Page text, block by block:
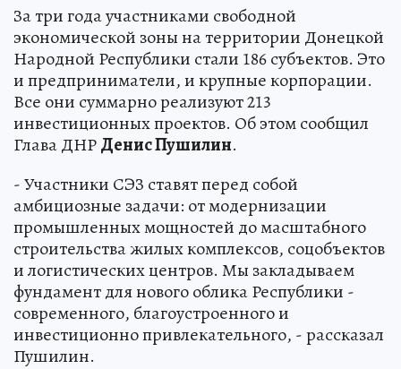
За три года участниками свободной
экономической зоны на территории Донецкой
Народной Республики стали 186 субъектов. Это
и предприниматели, и крупные корпорации.
Все они суммарно реализуют 213
инвестиционных проектов. Об этом сообщил
Глава ДНРДенис Пушилин.
- Участники СЭЗ ставят перед собой
амбициозные задачи: от модернизации
промышленных мощностей до масштабного
строительства жилых комплексов, соцобъектов
и логистических центров. Мы закладываем
фундамент для нового облика Республики -
современного, благоустроенного и
инвестиционно привлекательного, - рассказал
Пушилин.